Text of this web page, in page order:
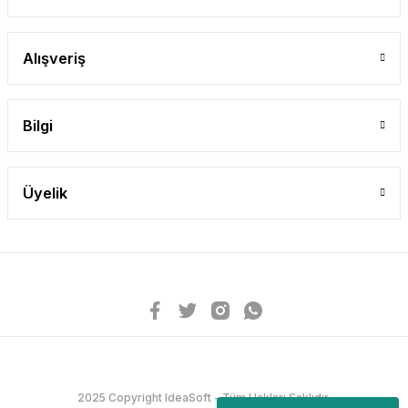
Alışveriş
Bilgi
Üyelik
2025 Copyright IdeaSoft - Tüm Hakları Saklıdır.